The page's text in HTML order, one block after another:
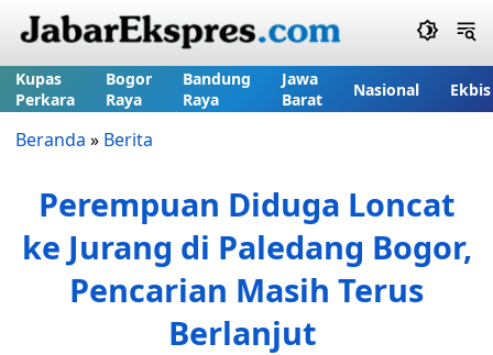
Kupas
Perkara
Bogor
Raya
Bandung
Raya
Jawa
Barat
Nasional Ekbis
Beranda » Berita
Perempuan Diduga Loncat
ke Jurang di Paledang Bogor,
Pencarian Masih Terus
Berlanjut